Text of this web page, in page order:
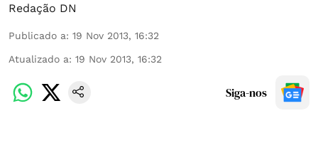
Redação DN
Publicado a: 19 Nov 2013, 16:32
Atualizado a: 19 Nov 2013, 16:32
Siga-nos